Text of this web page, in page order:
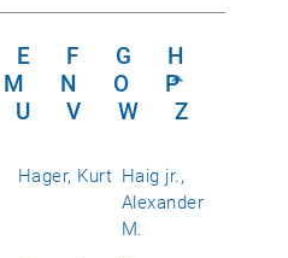
E F G
H
M N O
P
U V W Z
Hager, Kurt Haig jr.,
Alexander
M.